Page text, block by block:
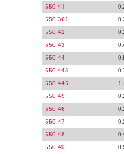
550 41
550 361
550 42
550 43
550 44
550 443
550 445
1
550 45
550 46
550 47
550 48
550 49